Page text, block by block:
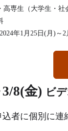
高専生（大学生・社
2024年1 月 25 日 ( 月 ) ～ 2
3/8(金) ビ
者に個別に連